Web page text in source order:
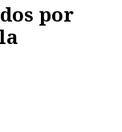
por